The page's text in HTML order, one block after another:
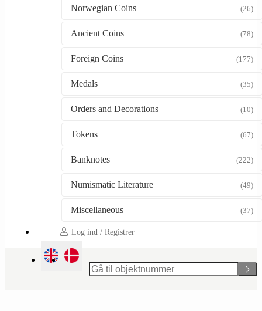
Norwegian Coins (26)
Ancient Coins (78)
Foreign Coins (177)
Medals (35)
Orders and Decorations (10)
Tokens (67)
Banknotes (222)
Numismatic Literature (49)
Miscellaneous (37)
Log ind / Registrer